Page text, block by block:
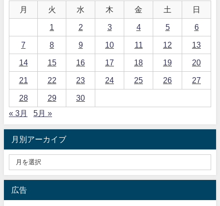
月 火 水 木 金 土 日
1 2 3 4 5 6
7 8 9 10 11 12 13
14 15 16 17 18 19 20
21 22 23 24 25 26 27
28 29
30
« 3月
5月 »
月別アーカイブ
広告